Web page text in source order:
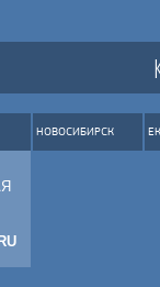
НОВОСИБИРСК